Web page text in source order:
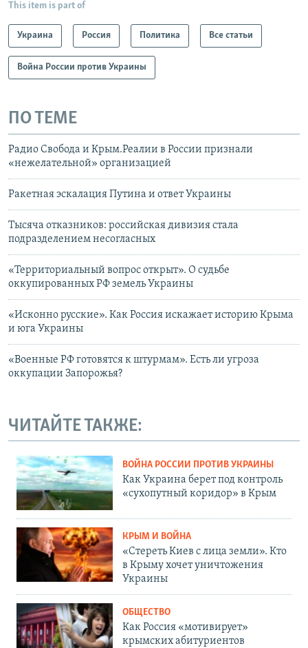
This item is part of
Украина Россия Политика Все статьи
Война России против Украины
ПО ТЕМЕ
Радио Свобода и Крым.Реалии в России признали
«нежелательной» организацией
Ракетная эскалация Путина и ответ Украины
Тысяча отказников: российская дивизия стала
подразделением несогласных
«Территориальный вопрос открыт». О судьбе
оккупированных РФ земель Украины
«Исконно русские». Как Россия искажает историю Крыма
и юга Украины
«Военные РФ готовятся к штурмам». Есть ли угроза
оккупации Запорожья?
ЧИТАЙТЕ ТАКЖЕ:
ВОЙНА РОССИИ ПРОТИВ УКРАИНЫ
Как Украина берет под контроль
«сухопутный коридор» в Крым
КРЫМ И ВОЙНА
«Стереть Киев с лица земли». Кто
в Крыму хочет уничтожения
Украины
ОБЩЕСТВО
Как Россия «мотивирует»
крымских абитуриентов